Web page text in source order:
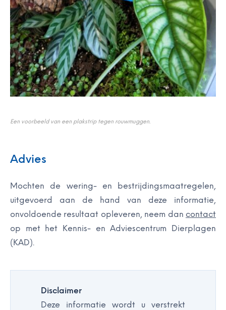
Een voorbeeld van een plakstrip tegen rouwmuggen.
Advies
Mochten de wering- en bestrijdingsmaatregelen,
uitgevoerd aan de hand van deze informatie,
onvoldoende resultaat opleveren, neem dan contact
op met het Kennis- en Adviescentrum Dierplagen
(KAD).
Disclaimer
Deze informatie wordt u verstrekt